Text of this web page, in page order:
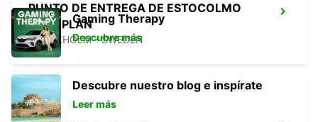
PUNTO DE ENTREGA DE ESTOCOLMO
ODENPLAN
STOCKHOLM - SWEDEN
Gaming Therapy
Descubre más
Descubre nuestro blog e inspírate
Leer más